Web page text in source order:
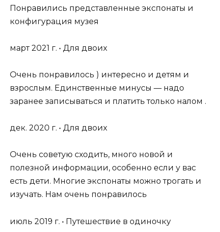
Понравились представленные экспонаты и
конфигурация музея
март 2021 г. • Для двоих
Очень понравилось ) интересно и детям и
взрослым. Единственные минусы — надо
заранее записываться и платить только налом .
дек. 2020 г. • Для двоих
Очень советую сходить, много новой и
полезной информации, особенно если у вас
есть дети. Многие экспонаты можно трогать и
изучать. Нам очень понравилось
июль 2019 г. • Путешествие в одиночку